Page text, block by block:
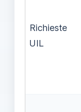
Richieste
UIL